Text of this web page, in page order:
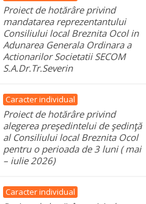
Proiect de hotărâre privind
mandatarea reprezentantului
Consiliului local Breznita Ocol in
Adunarea Generala Ordinara a
Actionarilor Societatii SECOM
S.A.Dr.Tr.Severin
Caracter individual
Proiect de hotărâre privind
alegerea preşedintelui de şedinţă
al Consiliului local Breznita Ocol
pentru o perioada de 3 luni ( mai
– iulie 2026)
Caracter individual